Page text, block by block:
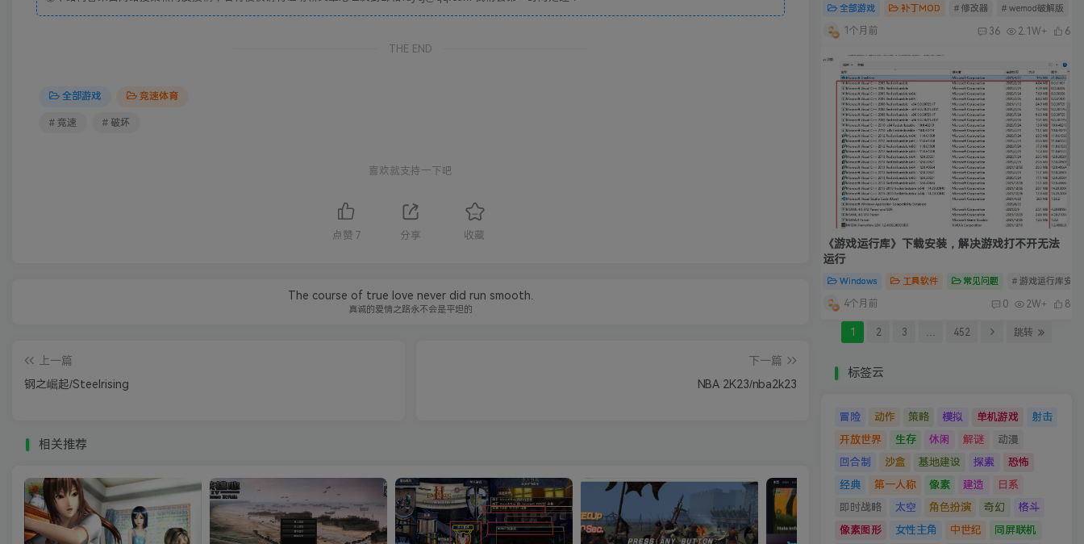
THE END
全部游戏 竞速体育
# 竞速 # 破坏
喜欢就支持一下吧
点赞 7 分享 收藏
The course of true love never did run smooth.
真诚的爱情之路永不会是平坦的
上一篇
钢之崛起/Steelrising
下一篇
NBA 2K23/nba2k23
相关推荐
全部游戏 补丁MOD # 修改器 # wemod破解版
1个月前 36 2.1W+ 6
《游戏运行库》下载安装，解决游戏打不开无法
运行
Windows 工具软件 常见问题 # 游戏运行库安装
4个月前 0 2W+ 8
1 2 3 … 452 跳转
标签云
冒险 动作 策略 模拟 单机游戏
射击
开放世界
生存 休闲 解谜
动漫
回合制
沙盒 基地建设 探索
恐怖
经典
第一人称 像素 建造
日系
即时战略
太空 角色扮演 奇幻
格斗
像素图形
女性主角 中世纪 同屏联机